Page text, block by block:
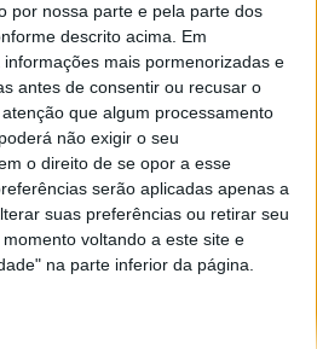
por nossa parte e pela parte dos
descrito acima. Em
mais pormenorizadas e
antes de consentir ou recusar o
que algum processamento
não exigir o seu
o direito de se opor a esse
serão aplicadas apenas a
suas preferências ou retirar seu
voltando a este site e
na parte inferior da página.
REMEMBER?